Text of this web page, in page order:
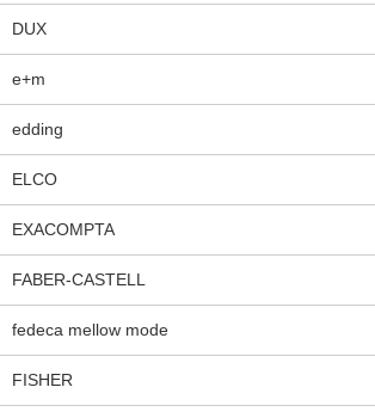
DUX
e+m
edding
ELCO
EXACOMPTA
FABER-CASTELL
fedeca mellow mode
FISHER